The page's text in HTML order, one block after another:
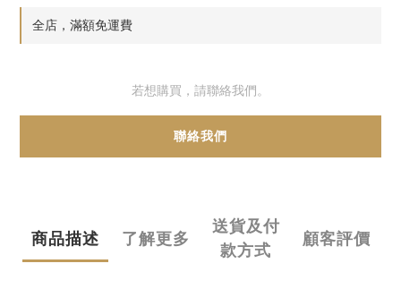
全店，滿額免運費
若想購買，請聯絡我們。
聯絡我們
商品描述 了解更多
送貨及付
款方式
顧客評價